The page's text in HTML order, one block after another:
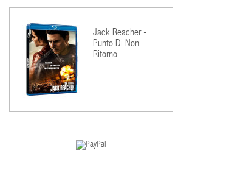
Elementi -
Jack Reacher -
Punto Di Non
Ritorno